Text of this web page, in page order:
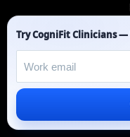
Try CogniFit Clinicians —